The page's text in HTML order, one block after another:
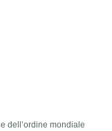
dell’ordine mondiale